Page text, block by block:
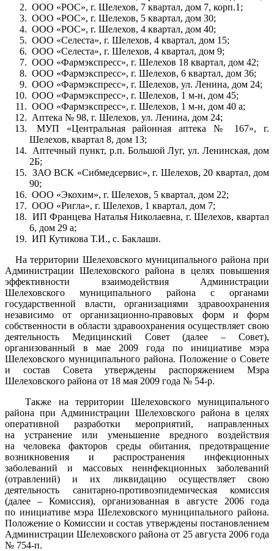
ООО «РОС», г. Шелехов, 7 квартал, дом 7, корп.1;
ООО «РОС», г. Шелехов, 5 квартал, дом 30;
ООО «РОС», г. Шелехов, 4 квартал, дом 40;
ООО «Селеста», г. Шелехов, 4 квартал, дом 15;
ООО «Селеста», г. Шелехов, 4 квартал, дом 9;
ООО «Фармэкспресс», г. Шелехов 18 квартал, дом 42;
ООО «Фармэкспресс», г. Шелехов, 6 квартал, дом 36;
ООО «Фармэкспресс», г. Шелехов, ул. Ленина, дом 24;
ООО «Фармэкспресс», г. Шелехов, 1 м-н, дом 45;
ООО «Фармэкспресс», г. Шелехов, 1 м-н, дом 40 а;
Аптека № 98, г. Шелехов, ул. Ленина, дом 24;
МУП «Центральная районная аптека № 167», г.
Шелехов, квартал 8, дом 13;
Аптечный пункт, р.п. Большой Луг, ул. Ленинская, дом
2Б;
ЗАО ВСК «Сибмедсервис», г. Шелехов, 20 квартал, дом
90;
ООО «Экохим», г. Шелехов, 5 квартал, дом 22;
ООО «Ригла», г. Шелехов, 1 квартал, дом 7;
ИП Францева Наталья Николаевна, г. Шелехов, квартал
6, дом 29 а;
ИП Кутикова Т.И., с. Баклаши.
На территории Шелеховского муниципального района при
Администрации Шелеховского района в целях повышения
эффективности взаимодействия Администрации
Шелеховского муниципального района c органами
государственной власти, организациями здравоохранения
независимо от организационно-правовых форм и форм
собственности в области здравоохранения осуществляет свою
деятельность Медицинский Совет (далее – Совет),
организованный в мае 2009 года по инициативе мэра
Шелеховского муниципального района. Положение о Совете
и состав Совета утверждены распоряжением Мэра
Шелеховского района от 18 мая 2009 года № 54-р.
Также на территории Шелеховского муниципального
района при Администрации Шелеховского района в целях
оперативной разработки мероприятий, направленных
на устранение или уменьшение вредного воздействия
на человека факторов среды обитания, предотвращение
возникновения и распространения инфекционных
заболеваний и массовых неинфекционных заболеваний
(отравлений) и их ликвидацию осуществляет свою
деятельность санитарно-противоэпидемическая комиссия
(далее – Комиссия), организованная в августе 2006 года
по инициативе мэра Шелеховского муниципального района.
Положение о Комиссии и состав утверждены постановлением
Администрации Шелеховского района от 25 августа 2006 года
№ 754-п.